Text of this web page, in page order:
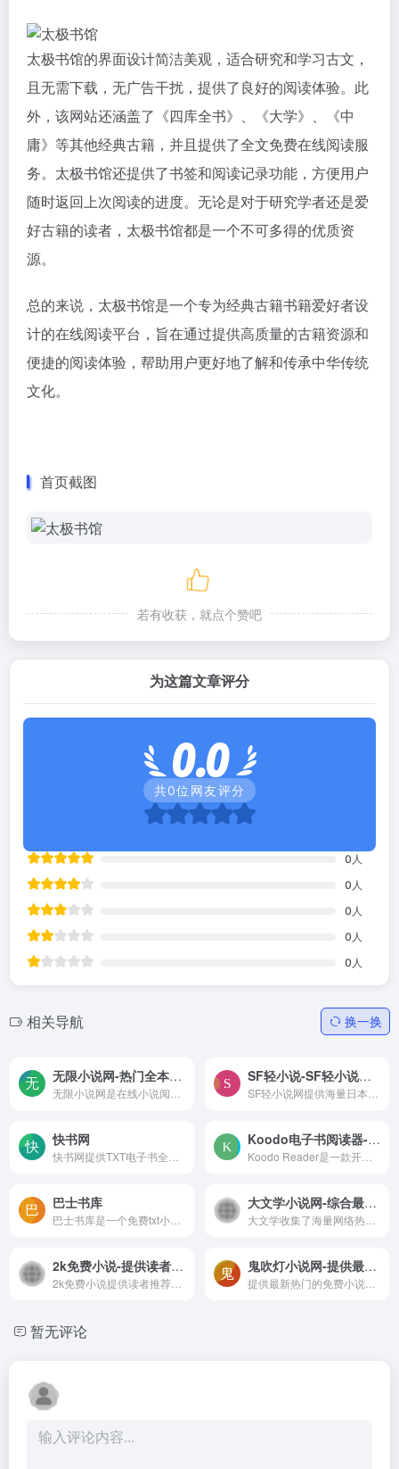
太极书馆的界面设计简洁美观，适合研究和学习古文，
且无需下载，无广告干扰，提供了良好的阅读体验。此
外，该网站还涵盖了《四库全书》、《大学》、《中
庸》等其他经典古籍，并且提供了全文免费在线阅读服
务。太极书馆还提供了书签和阅读记录功能，方便用户
随时返回上次阅读的进度。无论是对于研究学者还是爱
好古籍的读者，太极书馆都是一个不可多得的优质资
源。
总的来说，太极书馆是一个专为经典古籍书籍爱好者设
计的在线阅读平台，旨在通过提供高质量的古籍资源和
便捷的阅读体验，帮助用户更好地了解和传承中华传统
文化。
首页截图
若有收获，就点个赞吧
为这篇文章评分
0.0
共0位网友评分
0 人
0 人
0 人
0 人
0 人
相关导航 换一换
无限小说网-热门全本TXT电子书免费下载和在线阅读 SF轻小说-SF轻小说网提供海量日本轻小说,国产轻小说,动漫小说,轻小说在线阅读。
快书网 Koodo电子书阅读器-支持epub,azw3,mobi等主流电子书格式
巴士书库 大文学小说网-综合最新章节小说在线阅读,更新快
2k免费小说-提供读者推荐好看的免费小说 鬼吹灯小说网-提供最新热门的免费小说，玄幻小说、网游小说、言情小说、穿越小说、都市小说免费看。
暂无评论